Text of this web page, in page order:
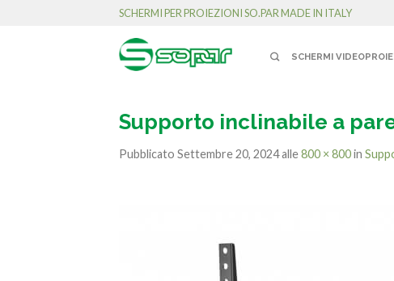
SCHERMI PER PROIEZIONI SO.PAR MADE IN ITALY
SCHERMI
Supporto inclinabile a
Pubblicato Settembre 20, 2024alle800 × 800in